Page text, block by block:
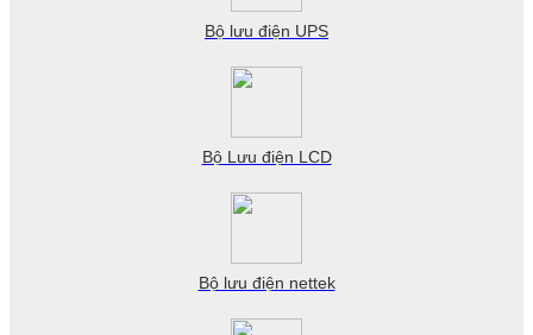
Bộ lưu điện UPS
Bộ Lưu điện LCD
Bộ lưu điện nettek